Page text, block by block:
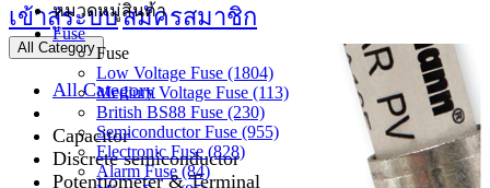
เข้าสู่ระบบสมัครสมาชิก
All Category
All Category
Capacitor
Discrete semiconductor
Potentiometer & Terminal
หมวดหมู่สินค้า
Fuse
Fuse
Low Voltage Fuse (1804)
Medium Voltage Fuse (113)
British BS88 Fuse (230)
Semiconductor Fuse (955)
Electronic Fuse (828)
Alarm Fuse (84)